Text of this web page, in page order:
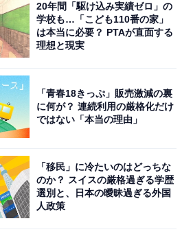
20年間「駆け込み実績ゼロ」の
学校も…「こども110番の家」
は本当に必要？ PTAが直面する
理想と現実
「青春18きっぷ」販売激減の裏
に何が？ 連続利用の厳格化だけ
ではない「本当の理由」
「移民」に冷たいのはどっちな
のか？ スイスの厳格過ぎる学歴
選別と、日本の曖昧過ぎる外国
人政策